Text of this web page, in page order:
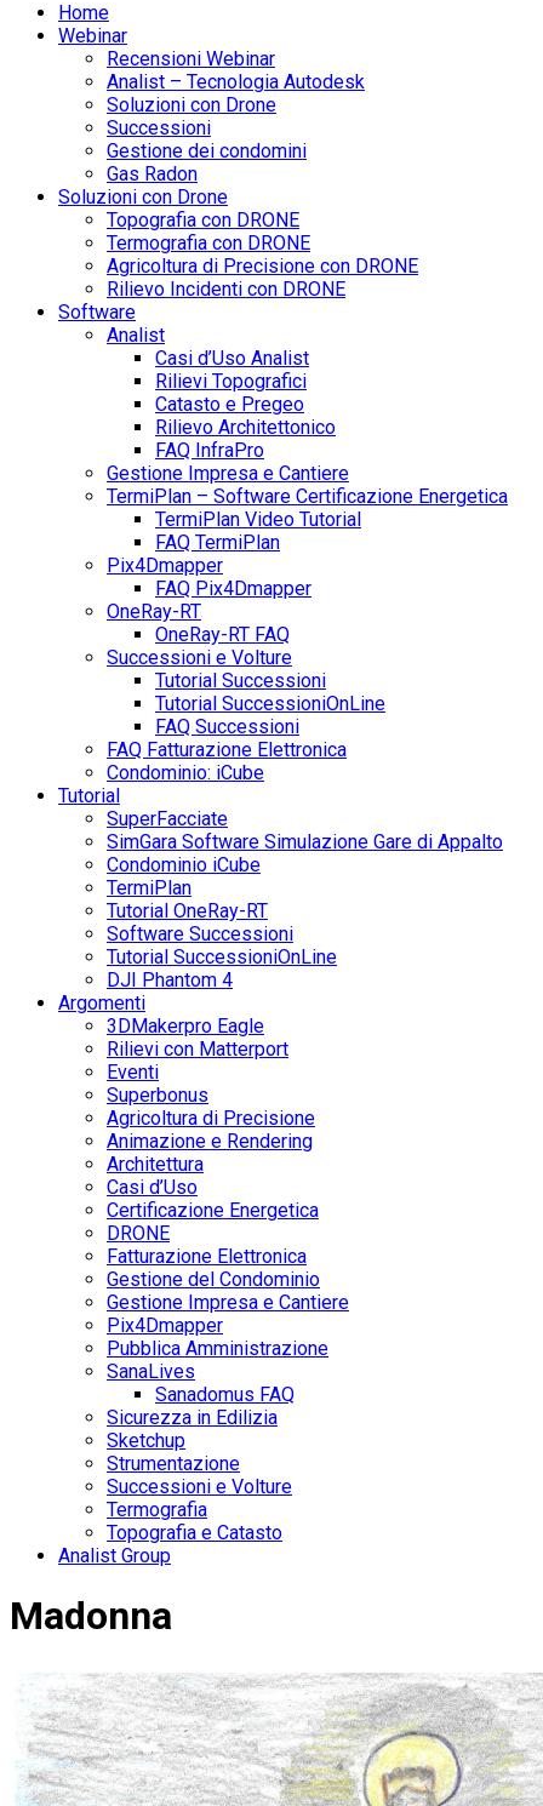
Home
Webinar
Recensioni Webinar
Analist – Tecnologia Autodesk
Soluzioni con Drone
Successioni
Gestione dei condomini
Gas Radon
Soluzioni con Drone
Topografia con DRONE
Termografia con DRONE
Agricoltura di Precisione con DRONE
Rilievo Incidenti con DRONE
Software
Analist
Casi d’Uso Analist
Rilievi Topografici
Catasto e Pregeo
Rilievo Architettonico
FAQ InfraPro
Gestione Impresa e Cantiere
TermiPlan – Software Certificazione Energetica
TermiPlan Video Tutorial
FAQ TermiPlan
Pix4Dmapper
FAQ Pix4Dmapper
OneRay-RT
OneRay-RT FAQ
Successioni e Volture
Tutorial Successioni
Tutorial SuccessioniOnLine
FAQ Successioni
FAQ Fatturazione Elettronica
Condominio: iCube
Tutorial
SuperFacciate
SimGara Software Simulazione Gare di Appalto
Condominio iCube
TermiPlan
Tutorial OneRay-RT
Software Successioni
Tutorial SuccessioniOnLine
DJI Phantom 4
Argomenti
3DMakerpro Eagle
Rilievi con Matterport
Eventi
Superbonus
Agricoltura di Precisione
Animazione e Rendering
Architettura
Casi d’Uso
Certificazione Energetica
DRONE
Fatturazione Elettronica
Gestione del Condominio
Gestione Impresa e Cantiere
Pix4Dmapper
Pubblica Amministrazione
SanaLives
Sanadomus FAQ
Sicurezza in Edilizia
Sketchup
Strumentazione
Successioni e Volture
Termografia
Topografia e Catasto
Analist Group
Madonna